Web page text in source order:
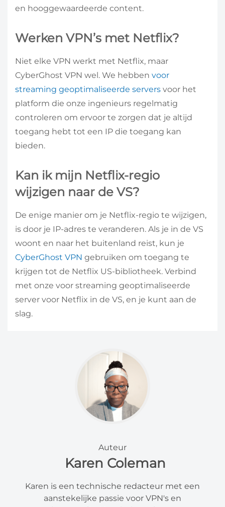
en hooggewaardeerde content.
Werken VPN’s met Netflix?
Niet elke VPN werkt met Netflix, maar
CyberGhost VPN wel. We hebben voor
streaming geoptimaliseerde servers voor het
platform die onze ingenieurs regelmatig
controleren om ervoor te zorgen dat je altijd
toegang hebt tot een IP die toegang kan
bieden.
Kan ik mijn Netflix-regio
wijzigen naar de VS?
De enige manier om je Netflix-regio te wijzigen,
is door je IP-adres te veranderen. Als je in de VS
woont en naar het buitenland reist, kun je
CyberGhost VPN gebruiken om toegang te
krijgen tot de Netflix US-bibliotheek. Verbind
met onze voor streaming geoptimaliseerde
server voor Netflix in de VS, en je kunt aan de
slag.
Auteur
Karen Coleman
Karen is een technische redacteur met een
aanstekelijke passie voor VPN's en